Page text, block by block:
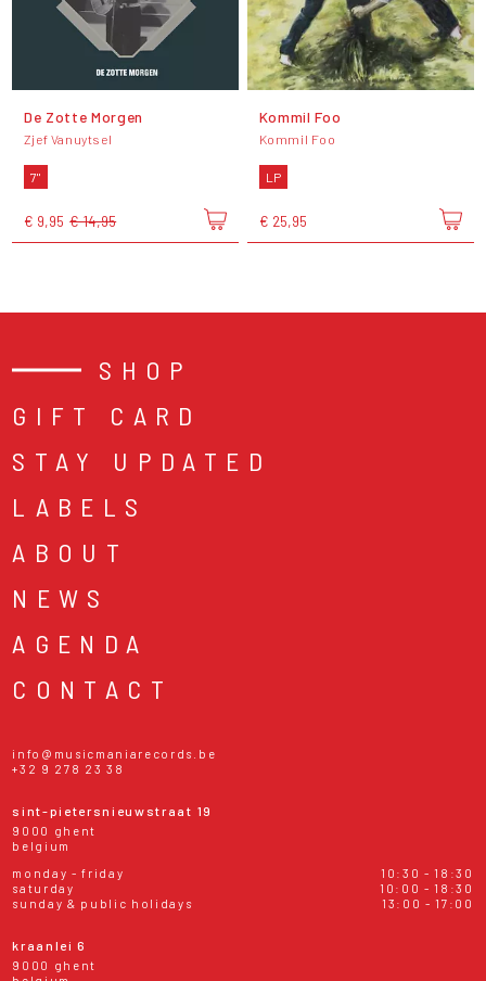
De Zotte Morgen
Zjef Vanuytsel
7"
€ 9,95 € 14,95
Kommil Foo
Kommil Foo
LP
€ 25,95
SHOP
GIFT CARD
STAY UPDATED
LABELS
ABOUT
NEWS
AGENDA
CONTACT
info@musicmaniarecords.be
+32 9 278 23 38
sint-pietersnieuwstraat 19
9000 ghent
belgium
monday - friday
10:30 - 18:30
saturday
10:00 - 18:30
sunday & public holidays
13:00 - 17:00
kraanlei 6
9000 ghent